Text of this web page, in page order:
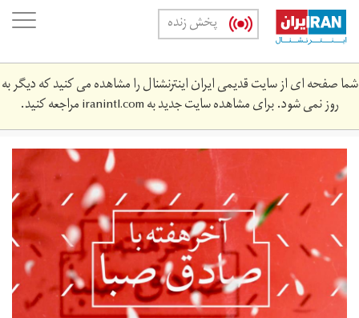
Skip
main
content
پخش زنده
شما صفحه ای از سایت قدیمی ایران اینترنشنال را مشاهده می کنید که دیگر به
روز نمی شود. برای مشاهده سایت جدید بهiranintl.comمراجعه کنید.
weekend_with_sadeq_1.jpg